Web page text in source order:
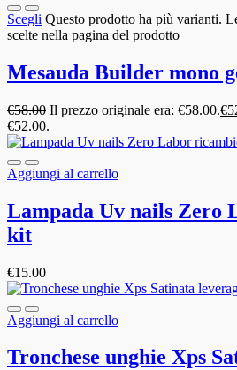
Scegli Questo prodotto ha più varianti.
scelte nella pagina del prodotto
Mesauda Builder mono
€58.00 Il prezzo originale era: €58.00.€
€52.00.
Aggiungi al carrello
Lampada Uv nails Zero
kit
€15.00
Aggiungi al carrello
Tronchese unghie Xps